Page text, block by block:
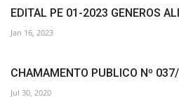
EDITAL PE 01-2023 GENEROS
Jan 16, 2023
CHAMAMENTO PUBLICO Nº
Jul 30, 2020